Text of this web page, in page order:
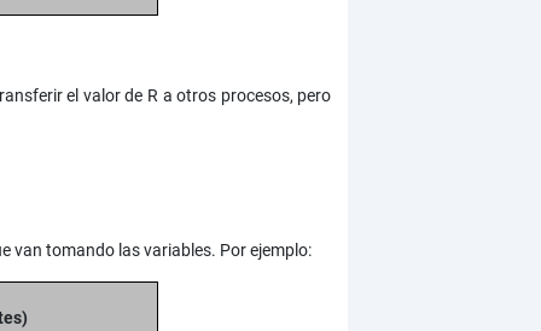
el valor de R a otros procesos, pero
van tomando las variables. Por ejemplo: